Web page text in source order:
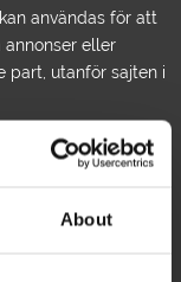
About
användas för att
eller
part, utanför sajten i
ska få
cookies som